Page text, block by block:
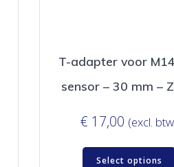
T-adapter voor
sensor – 30 mm –
€ 17,00 (excl.
Select options